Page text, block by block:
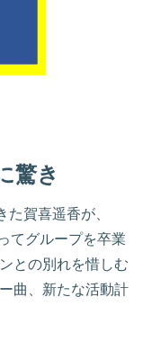
驚き
賀喜遥香が、
てグループを卒業
との別れを惜しむ
曲、新たな活動計